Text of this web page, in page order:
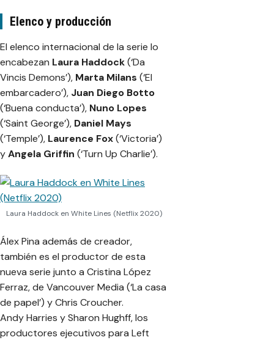
Elenco y producción
El elenco internacional de la serie lo
encabezan Laura Haddock(‘Da
Vincis Demons’), Marta Milans (‘El
embarcadero’), Juan Diego Botto
(‘Buena conducta’), Nuno Lopes
(‘Saint George’), Daniel Mays
(‘Temple’), Laurence Fox(‘Victoria’)
yAngela Griffin (‘Turn Up Charlie’).
Laura Haddock en White Lines (Netflix 2020)
Álex Pina además de creador,
también es el productor de esta
nueva serie junto a Cristina López
Ferraz, de Vancouver Media (‘La casa
de papel’) y Chris Croucher.
Andy Harries y Sharon Hughff, los
productores ejecutivos para Left